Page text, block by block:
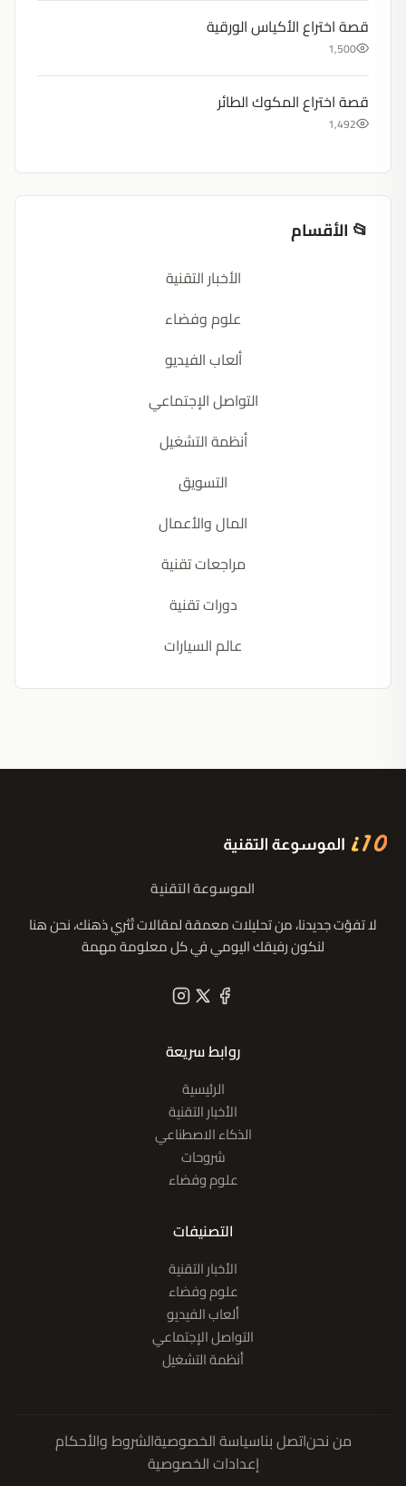
قصة اختراع الأكياس الورقية
1,500
قصة اختراع المكوك الطائر
1,492
📂 الأقسام
الأخبار التقنية
علوم وفضاء
ألعاب الفيديو
التواصل الإجتماعي
أنظمة التشغيل
التسويق
المال والأعمال
مراجعات تقنية
دورات تقنية
عالم السيارات
الموسوعة التقنية
لا تفوّت جديدنا، من تحليلات معمقة لمقالات تُثري ذهنك، نحن هنا
لنكون رفيقك اليومي في كل معلومة مهمة
روابط سريعة
الرئيسية
الأخبار التقنية
الذكاء الاصطناعي
شروحات
علوم وفضاء
التصنيفات
الأخبار التقنية
علوم وفضاء
ألعاب الفيديو
التواصل الإجتماعي
أنظمة التشغيل
من نحناتصل بناسياسة الخصوصيةالشروط والأحكام
إعدادات الخصوصية